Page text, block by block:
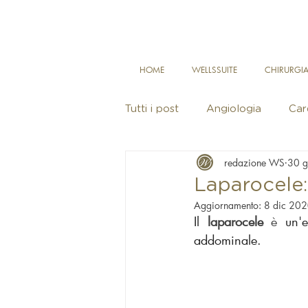
HOME WELLSSUITE
Tutti i post Angiologia
Pediatria Reumatologia
Psicologia Fisioterapia e
redazione WS 30
Aggiornamento: 8 dic
Il laparocele è
addominale.